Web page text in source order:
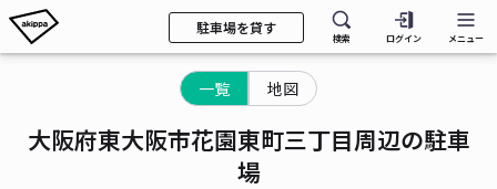
駐車場を貸す
検索 ログイン メニュー
一覧 地図
大阪府東大阪市花園東町三丁目周辺の駐車
場